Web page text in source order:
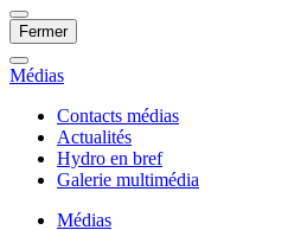
Fermer
Médias
Contacts médias
Actualités
Hydro en bref
Galerie multimédia
Médias